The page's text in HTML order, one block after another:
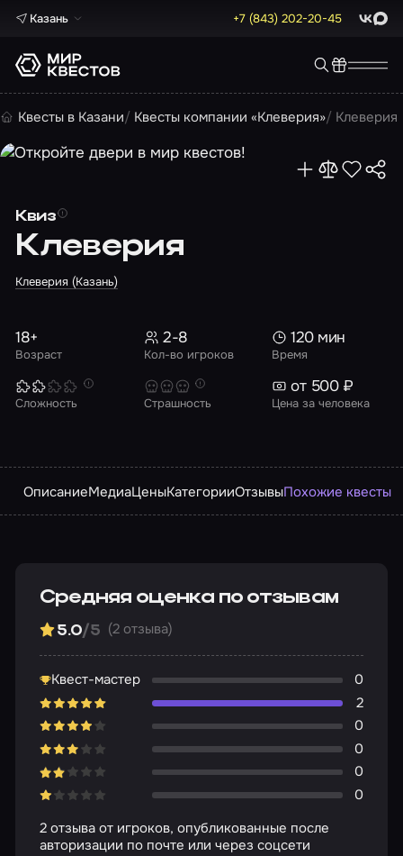
Казань +7 (843) 202-20-45 Max
Квесты в Казани Квесты компании «Клеверия» Клеверия
Квиз
Клеверия
Клеверия (Казань)
Возраст
18+
Кол-во игроков
2-8
Время
120 мин
Сложность Страшность Цена за человека
от 500 ₽
ОписаниеМедиаЦеныКатегорииОтзывыПохожие квесты
Средняя оценка по отзывам
5.0/5 (2 отзыва)
Квест-мастер
0
2
0
0
0
0
2 отзыва от игроков, опубликованные после
авторизации по почте или через соцсети